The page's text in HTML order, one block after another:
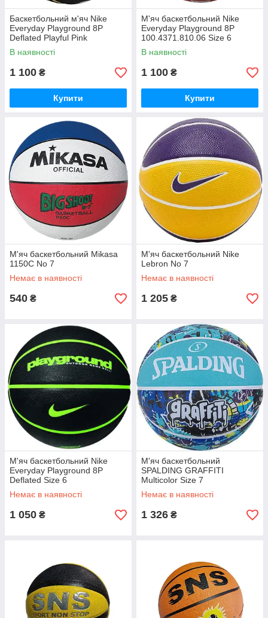
Баскетбольний м'яч Nike
Everyday Playground 8P
Deflated Playful Pink
N.100.4371.015 р.5
В наявності
1 100 ₴
Купити
М'яч баскетбольний Nike
Everyday Playground 8P
100.4371.810.06 Size 6
В наявності
1 100 ₴
Купити
М'яч баскетбольний Mikasa
1150C No 7
Немає в наявності
540 ₴
М'яч баскетбольний Nike
Lebron No 7
Немає в наявності
1 205 ₴
М'яч баскетбольний Nike
Everyday Playground 8P
Deflated Size 6
Немає в наявності
1 050 ₴
М'яч баскетбольний
SPALDING GRAFFITI
Multicolor Size 7
Немає в наявності
1 326 ₴